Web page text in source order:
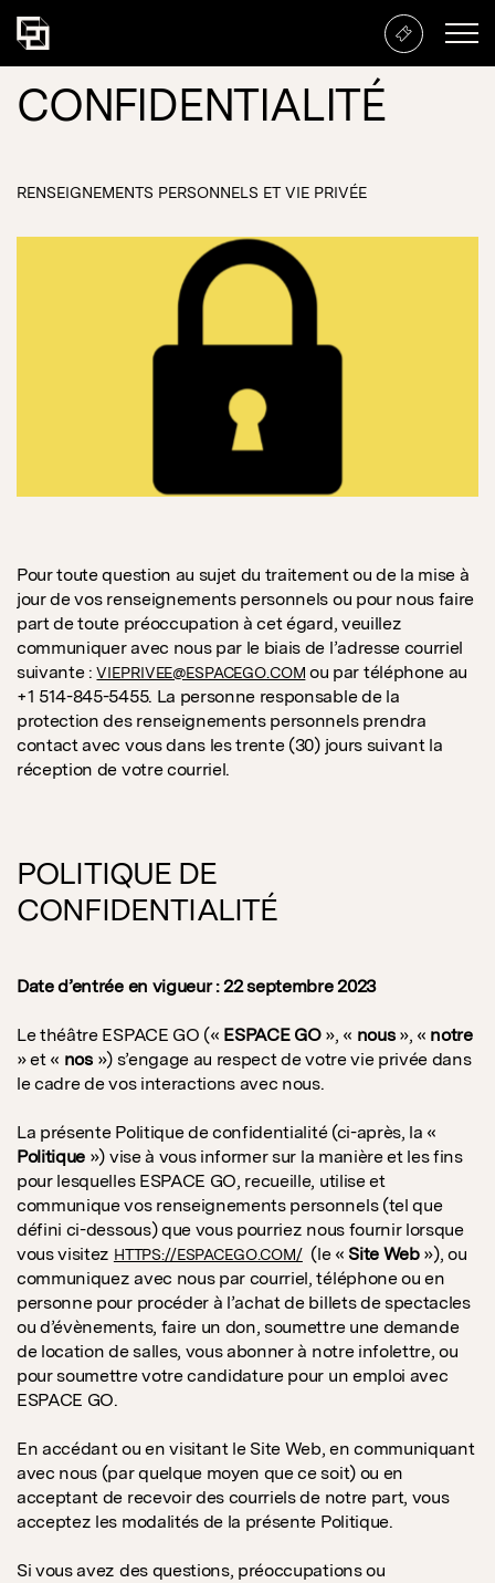
CONFIDENTIALITÉ
RENSEIGNEMENTS PERSONNELS ET VIE PRIVÉE
Pour toute question au sujet du traitement ou de la mise à
jour de vos renseignements personnels ou pour nous faire
part de toute préoccupation à cet égard, veuillez
communiquer avec nous par le biais de l’adresse courriel
suivante :VIEPRIVEE@ESPACEGO.COM ou par téléphone au
+1 514-845-5455. La personne responsable de la
protection des renseignements personnels prendra
contact avec vous dans les trente (30) jours suivant la
réception de votre courriel.
POLITIQUE DE
CONFIDENTIALITÉ
Date d’entrée en vigueur :22 septembre 2023
Le théâtre ESPACE GO (« ESPACE GO», « nous», « notre
» et « nos») s’engage au respect de votre vie privée dans
le cadre de vos interactions avec nous.
La présente Politique de confidentialité (ci-après, la «
Politique ») vise à vous informer sur la manière et les fins
pour lesquelles ESPACE GO, recueille, utilise et
communique vos renseignements personnels (tel que
défini ci-dessous) que vous pourriez nous fournir lorsque
vous visitez HTTPS://ESPACEGO.COM/(le « Site Web»), ou
communiquez avec nous par courriel, téléphone ou en
personne pour procéder à l’achat de billets de spectacles
ou d’évènements, faire un don, soumettre une demande
de location de salles, vous abonner à notre infolettre, ou
pour soumettre votre candidature pour un emploi avec
ESPACE GO.
En accédant ou en visitant le Site Web, en communiquant
avec nous (par quelque moyen que ce soit) ou en
acceptant de recevoir des courriels de notre part, vous
acceptez les modalités de la présente Politique.
Si vous avez des questions, préoccupations ou